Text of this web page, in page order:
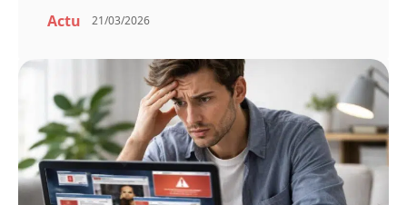
Actu 21/03/2026